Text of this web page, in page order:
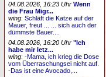
04.08.2026, 16:23 Uhr Wenn
die Frau Migr...
wing:Schläft die Katze auf der
Mauer, freut ... ... sich auch der
dümmste Bauer....
04.08.2026, 16:20 Uhr "Ich
habe mir letz...
wing:-Mama, ich krieg die Dose
vom Überraschungsei nicht auf.
-Das ist eine Avocado,...